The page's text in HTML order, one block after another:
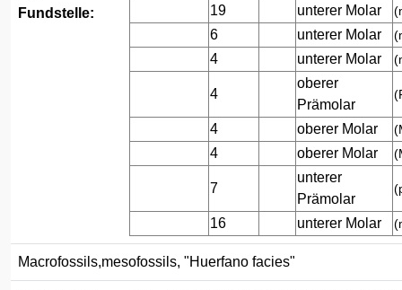
Fundstelle:
19
unterer Molar
6 unterer Molar
4 unterer Molar
4
oberer
Prämolar
4 oberer Molar
4 oberer Molar
7
unterer
Prämolar
16 unterer Molar
Macrofossils,mesofossils, "Huerfano facies"